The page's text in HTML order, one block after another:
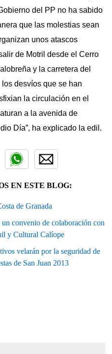
del PP no ha sabido
que las molestias sean
unos atascos
de Motril desde el Cerro
y la carretera del
desvíos que se han
la circulación en el
a la avenida de
Día”, ha explicado la edil.
EN ESTE BLOG:
de Granada
convenio de colaboración con
y Cultural Calíope
velarán por la seguridad de
de San Juan 2013